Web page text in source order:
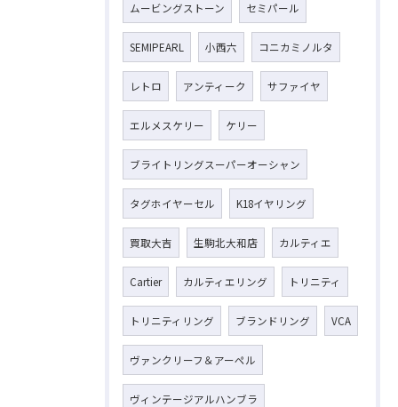
ムービングストーン セミパール
SEMIPEARL 小西六 コニカミノルタ
レトロ アンティーク サファイヤ
エルメスケリー ケリー
ブライトリングスーパーオーシャン
タグホイヤーセル K18イヤリング
買取大吉 生駒北大和店 カルティエ
Cartier カルティエリング トリニティ
トリニティリング ブランドリング VCA
ヴァンクリーフ＆アーペル
ヴィンテージアルハンブラ